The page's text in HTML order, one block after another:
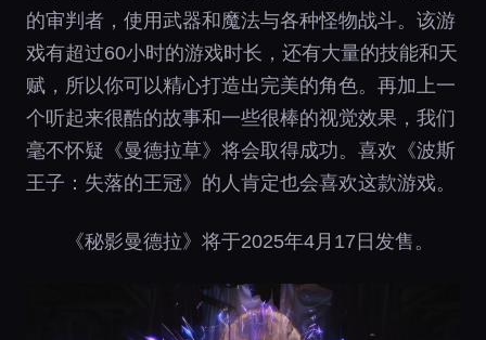
的审判者，使用武器和魔法与各种怪物战斗。该游
戏有超过60小时的游戏时长，还有大量的技能和天
赋，所以你可以精心打造出完美的角色。再加上一
个听起来很酷的故事和一些很棒的视觉效果，我们
毫不怀疑《曼德拉草》将会取得成功。喜欢《波斯
王子：失落的王冠》的人肯定也会喜欢这款游戏。
《秘影曼德拉》将于2025年4月17日发售。